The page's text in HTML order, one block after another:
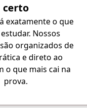
certo
exatamente o que
Nossos
organizados de
e direto ao
o que mais cai na
prova.